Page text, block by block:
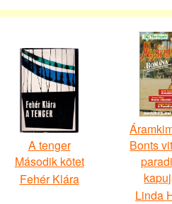
A tenger
Második kötet
Fehér Klára
Bonts
Linda